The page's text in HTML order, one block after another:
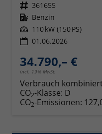
Fahrzeugnr. 361655
Kraftstoff Benzin
Leistung 110 kW (150 PS)
01.06.2026
34.790,– €
incl. 19% MwSt.
Verbrauch
CO2-Klasse: D
CO2-Emissionen: